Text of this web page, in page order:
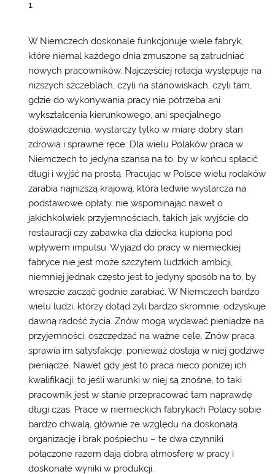
W Niemczech doskonale funkcjonuje wiele fabryk,
które niemal każdego dnia zmuszone są zatrudniać
nowych pracowników. Najczęściej rotacja występuje na
niższych szczeblach, czyli na stanowiskach, czyli tam,
gdzie do wykonywania pracy nie potrzeba ani
wykształcenia kierunkowego, ani specjalnego
doświadczenia, wystarczy tylko w miarę dobry stan
zdrowia i sprawne ręce. Dla wielu Polaków praca w
Niemczech to jedyna szansa na to, by w końcu spłacić
długi i wyjść na prostą. Pracując w Polsce wielu rodaków
zarabia najniższą krajową, która ledwie wystarcza na
podstawowe opłaty, nie wspominając nawet o
jakichkolwiek przyjemnościach, takich jak wyjście do
restauracji czy zabawka dla dziecka kupiona pod
wpływem impulsu. Wyjazd do pracy w niemieckiej
fabryce nie jest może szczytem ludzkich ambicji,
niemniej jednak często jest to jedyny sposób na to, by
wreszcie zacząć godnie zarabiać. W Niemczech bardzo
wielu ludzi, którzy dotąd żyli bardzo skromnie, odzyskuje
dawną radość życia. Znów mogą wydawać pieniądze na
przyjemności, oszczędzać na ważne cele. Znów praca
sprawia im satysfakcję, ponieważ dostają w niej godziwe
pieniądze. Nawet gdy jest to praca nieco poniżej ich
kwalifikacji, to jeśli warunki w niej są znośne, to taki
pracownik jest w stanie przepracować tam naprawdę
długi czas. Prace w niemieckich fabrykach Polacy sobie
bardzo chwalą, głównie ze względu na doskonałą
organizację i brak pośpiechu – te dwa czynniki
połączone razem dają dobrą atmosferę w pracy i
doskonałe wyniki w produkcji.